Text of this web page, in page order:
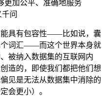
更加公平、准确地服务
问
能具有包容性——比如说，囊
个词汇——而这个世界本身就
被纳入数据集的互联网内
造的，即使我们都把他们想
见是无法从数据集中消除的
会更小）。